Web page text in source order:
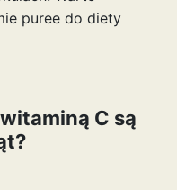
puree do diety
C są